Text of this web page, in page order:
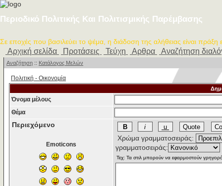
Περιοδικό Πολιτικής Και Πολιτισμικής Παρέμβασης
Σε εποχές που βασιλεύει το ψέμα, η διάδοση της αλήθειας είναι πράξη
Αρχική σελίδα Προτάσεις Τεύχη Αρθρα Αναζήτηση
Αναζήτηση :: Κατάλογος Μελών
Πολιτική - Oικονομία
Όνομα μέλους
Θέμα
Περιεχόμενο
Emoticons
Χρώμα γραμματοσειράς:
γραμματοσειράς: